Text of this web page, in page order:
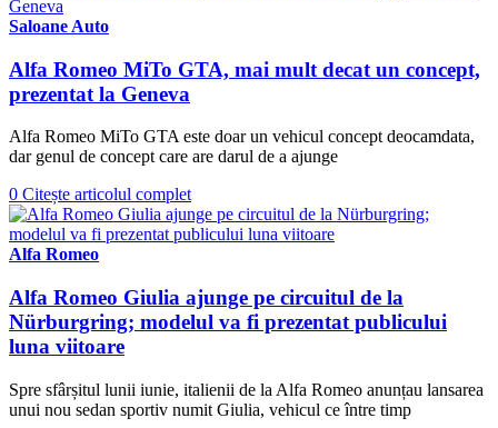
Saloane Auto
Alfa Romeo MiTo GTA, mai mult decat un concept,
prezentat la Geneva
Alfa Romeo MiTo GTA este doar un vehicul concept deocamdata,
dar genul de concept care are darul de a ajunge
0 Citește articolul complet
Alfa Romeo
Alfa Romeo Giulia ajunge pe circuitul de la
Nürburgring; modelul va fi prezentat publicului
luna viitoare
Spre sfârșitul lunii iunie, italienii de la Alfa Romeo anunțau lansarea
unui nou sedan sportiv numit Giulia, vehicul ce între timp